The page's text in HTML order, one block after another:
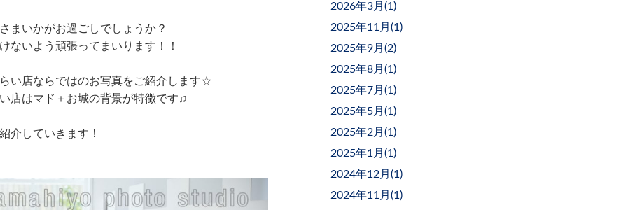
まいかがお過ごしでしょうか？
ないよう頑張ってまいります！！
い店ならではのお写真をご紹介します☆
店はマド＋お城の背景が特徴です♫
介していきます！
2026年3月(1 )
2025年11月(1 )
2025年9月(2)
2025年8月(1 )
2025年7月(1 )
2025年5月(1 )
2025年2月(1 )
2025年1月(1 )
2024年12月(1 )
2024年11月(1 )